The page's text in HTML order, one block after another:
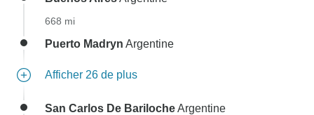
668 mi
Puerto Madryn Argentine
Afficher 26 de plus
San Carlos De BarilocheArgentine